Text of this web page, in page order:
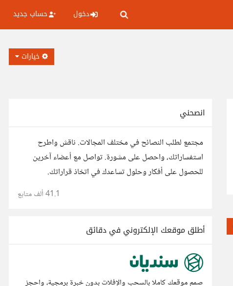
دخول حساب جديد
خيارات
انصحني
مجتمع لطلب النصائح في مختلف المجالات. ناقش واطرح
استفساراتك، واحصل على مشورة. تواصل مع أعضاء آخرين
للحصول على أفكار وحلول تساعدك في اتخاذ قراراتك.
41.1 ألف متابع
أطلق موقعك الإلكتروني في دقائق
صمم موقعك كاملا بالسحب والإفلات بدون خبرة برمجية، واحجز